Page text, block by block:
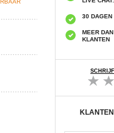
30 DAGEN
MEER
KLANTEN